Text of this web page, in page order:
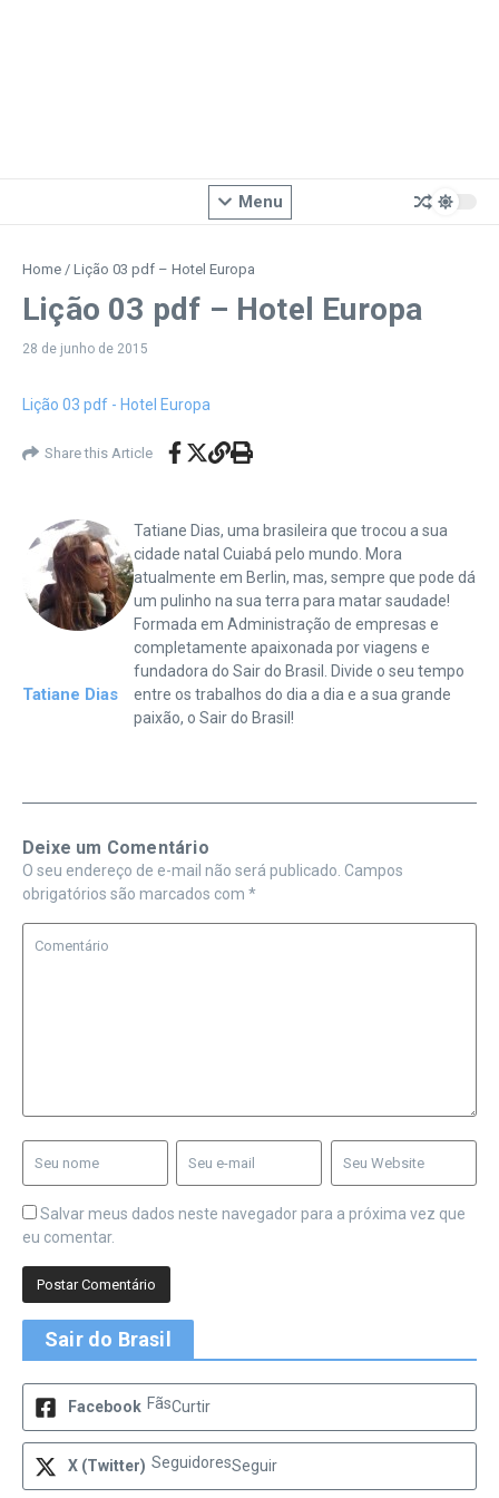
Menu
Home / Lição 03 pdf – Hotel Europa
Lição 03 pdf – Hotel Europa
28 de junho de 2015
Lição 03 pdf - Hotel Europa
Share this Article
Tatiane Dias
Tatiane Dias, uma brasileira que trocou a sua
cidade natal Cuiabá pelo mundo. Mora
atualmente em Berlin, mas, sempre que pode dá
um pulinho na sua terra para matar saudade!
Formada em Administração de empresas e
completamente apaixonada por viagens e
fundadora do Sair do Brasil. Divide o seu tempo
entre os trabalhos do dia a dia e a sua grande
paixão, o Sair do Brasil!
Deixe um Comentário
O seu endereço de e-mail não será publicado. Campos
obrigatórios são marcados com *
Salvar meus dados neste navegador para a próxima vez que
eu comentar.
Sair do Brasil
Facebook FãsCurtir
X (Twitter) SeguidoresSeguir